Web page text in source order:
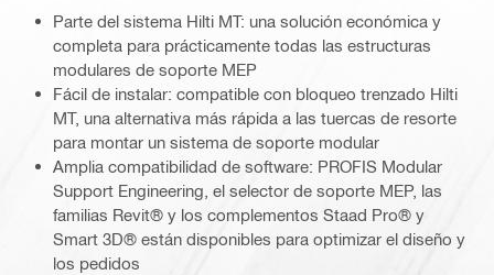
Parte del sistema Hilti MT: una solución económica y
completa para prácticamente todas las estructuras
modulares de soporte MEP
Fácil de instalar: compatible con bloqueo trenzado Hilti
MT, una alternativa más rápida a las tuercas de resorte
para montar un sistema de soporte modular
Amplia compatibilidad de software: PROFIS Modular
Support Engineering, el selector de soporte MEP, las
familias Revit® y los complementos Staad Pro® y
Smart 3D® están disponibles para optimizar el diseño y
los pedidos